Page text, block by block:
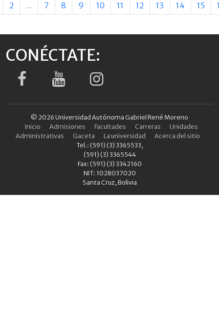
2 ... 7 8 9 10 11 12 13 14 15
CONÉCTATE:
© 2026 Universidad Autónoma Gabriel René Moreno
Inicio
Admisiones Facultades Carreras
Unidades
Administrativas
Gaceta La universidad
Acerca del sitio
Tel.: (591) (3) 3365533,
(591) (3) 3365544
Fax: (591) (3) 3342160
NIT: 1028037020
Santa Cruz, Bolivia